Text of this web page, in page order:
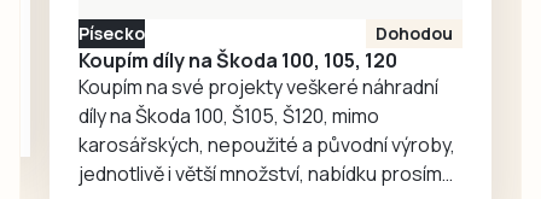
dramatické
osudy…
Písecko Dohodou
Koupím díly na Škoda 100, 105, 120
Koupím na své projekty veškeré náhradní
díly na Škoda 100, Š105, Š120, mimo
karosářských, nepoužité a původní výroby,
jednotlivě i větší množství, nabídku prosím